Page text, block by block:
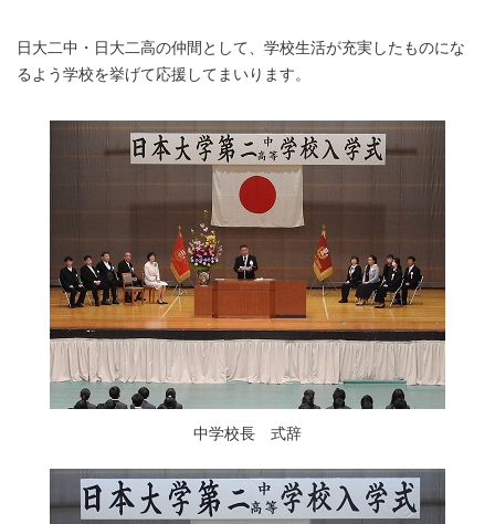
日大二中・日大二高の仲間として、学校生活が充実したものにな
るよう学校を挙げて応援してまいります。
中学校長 式辞